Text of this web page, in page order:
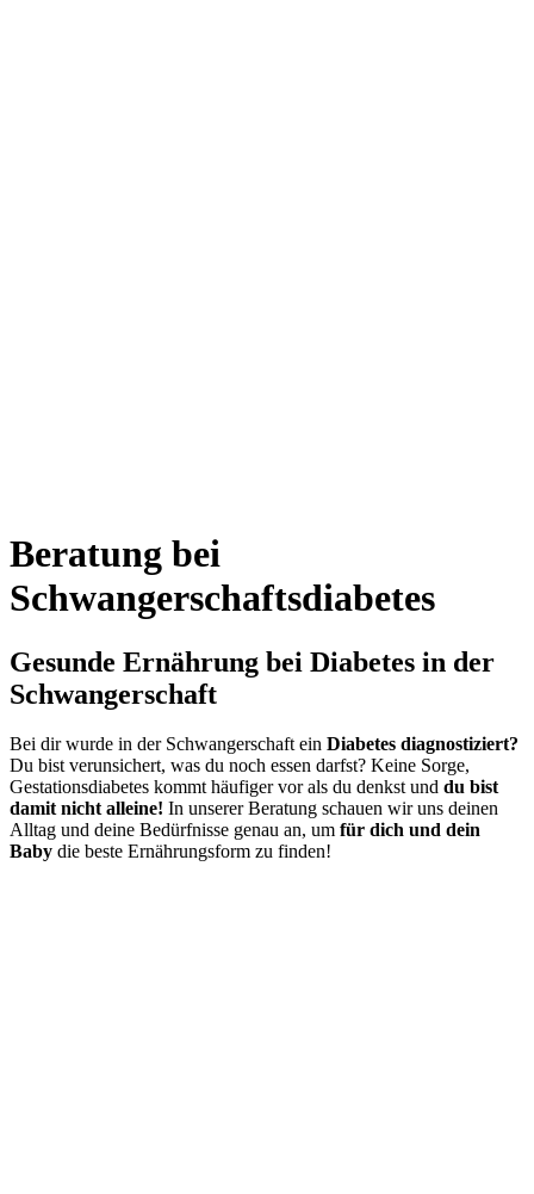
Beratung bei
Schwangerschaftsdiabetes
Gesunde Ernährung bei Diabetes in der
Schwangerschaft
Bei dir wurde in der Schwangerschaft ein Diabetes diagnostiziert?
Du bist verunsichert, was du noch essen darfst? Keine Sorge,
Gestationsdiabetes kommt häufiger vor als du denkst und du bist
damit nicht alleine! In unserer Beratung schauen wir uns deinen
Alltag und deine Bedürfnisse genau an, um für dich und dein
Baby die beste Ernährungsform zu finden!